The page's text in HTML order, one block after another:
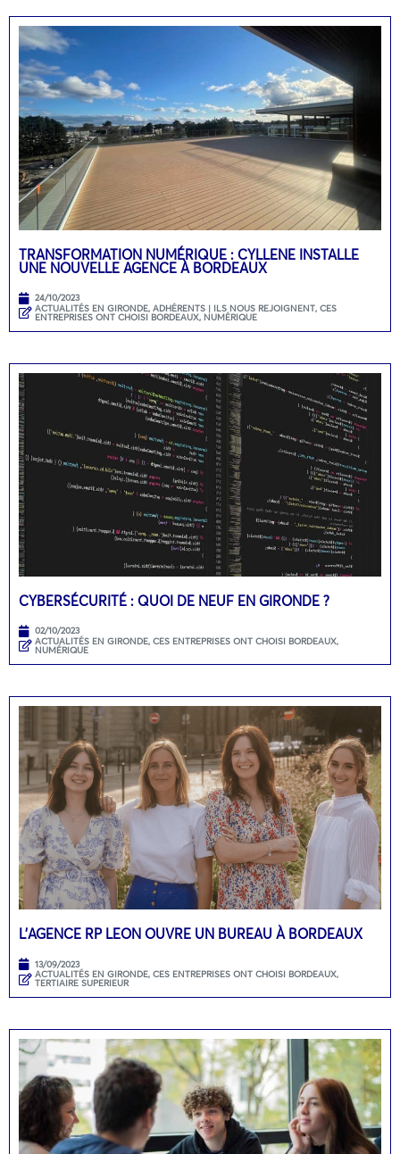
TRANSFORMATION NUMÉRIQUE : CYLLENE INSTALLE
UNE NOUVELLE AGENCE À BORDEAUX
24/10/2023
ACTUALITÉS EN GIRONDE, ADHÉRENTS | ILS NOUS REJOIGNENT, CES
ENTREPRISES ONT CHOISI BORDEAUX, NUMÉRIQUE
CYBERSÉCURITÉ : QUOI DE NEUF EN GIRONDE ?
02/10/2023
ACTUALITÉS EN GIRONDE, CES ENTREPRISES ONT CHOISI BORDEAUX,
NUMÉRIQUE
L’AGENCE RP LEON OUVRE UN BUREAU À BORDEAUX
13/09/2023
ACTUALITÉS EN GIRONDE, CES ENTREPRISES ONT CHOISI BORDEAUX,
TERTIAIRE SUPERIEUR